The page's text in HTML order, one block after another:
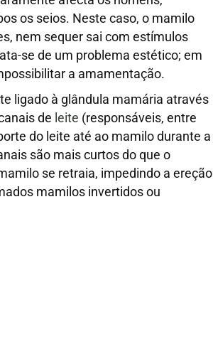
os seios. Neste caso, o mamilo
nem sequer sai com estímulos
se de um problema estético; em
a amamentação.
ligado à glândula mamária através
de leite (responsáveis, entre
do leite até ao mamilo durante a
são mais curtos do que o
se retraia, impedindo a ereção
mamilos invertidos ou